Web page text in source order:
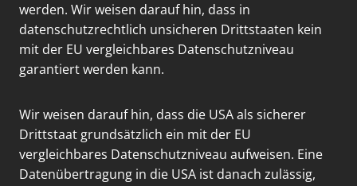
werden. Wir weisen darauf hin, dass in
datenschutzrechtlich unsicheren Drittstaaten kein
mit der EU vergleichbares Datenschutzniveau
garantiert werden kann.
Wir weisen darauf hin, dass die USA als sicherer
Drittstaat grundsätzlich ein mit der EU
vergleichbares Datenschutzniveau aufweisen. Eine
Datenübertragung in die USA ist danach zulässig,